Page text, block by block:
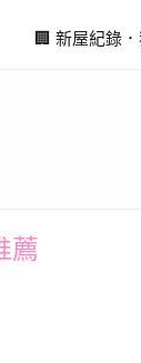
🏢 新屋紀錄
薦